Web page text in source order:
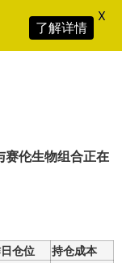
赛伦生物组合正在
仓位 持仓成本
了解详情
X